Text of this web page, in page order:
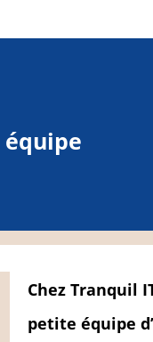
Chez Tranquil
petite équipe